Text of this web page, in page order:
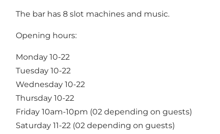
The bar has 8 slot machines and music.
Opening hours:
Monday 10-22
Tuesday 10-22
Wednesday 10-22
Thursday 10-22
Friday 10am-10pm (02 depending on guests)
Saturday 11-22 (02 depending on guests)